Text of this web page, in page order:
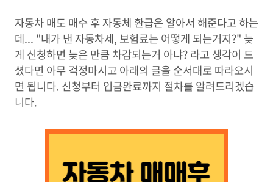
자동차 매도 매수 후 자동체 환급은 알아서 해준다고 하는
데... "내가 낸 자동차세, 보험료는 어떻게 되는거지?" 늦
게 신청하면 늦은 만큼 차감되는거 아냐? 라고 생각이 드
셨다면 아무 걱정마시고 아래의 글을 순서대로 따라오시
면 됩니다. 신청부터 입금완료까지 절차를 알려드리겠습
니다.